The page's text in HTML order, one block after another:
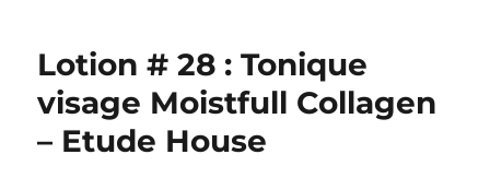
209
Battle
entre
un
Lotion # 28 : Tonique
visage Moistfull Collagen
– Etude House